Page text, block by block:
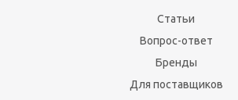
Статьи
Вопрос-ответ
Бренды
Для поставщиков